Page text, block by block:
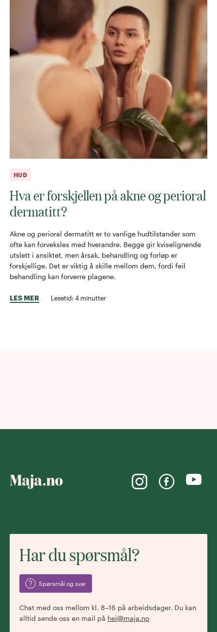
HUD
Hva er forskjellen på akne og perioral
dermatitt?
Akne og perioral dermatitt er to vanlige hudtilstander som
ofte kan forveksles med hverandre. Begge gir kviselignende
utslett i ansiktet, men årsak, behandling og forløp er
forskjellige. Det er viktig å skille mellom dem, fordi feil
behandling kan forverre plagene.
LES MER Lesetid: 4 minutter
Har du spørsmål?
Spørsmål og svar
Chat med oss mellom kl. 8–16 på arbeidsdager. Du kan
alltid sende oss en mail på hei@maja.no